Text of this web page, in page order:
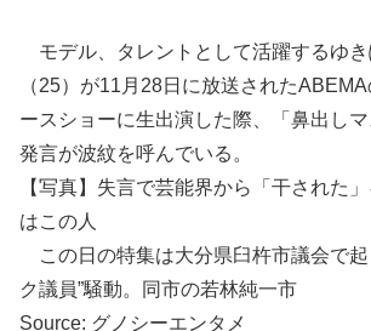
モデル、タレントとして活躍するゆ
（25）が11月28日に放送された
ースショーに生出演した際、「鼻出し
発言が波紋を呼んでいる。
【写真】失言で芸能界から「干された
はこの人
この日の特集は大分県臼杵市議会で起
ク議員”騒動。同市の若林純一市
Source: グノシーエンタメ